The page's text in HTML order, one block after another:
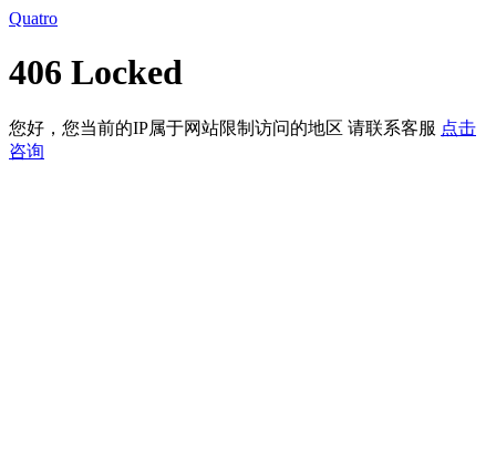
Quatro
406 Locked
您好，您当前的IP属于网站限制访问的地区 请联系客服 点击
咨询